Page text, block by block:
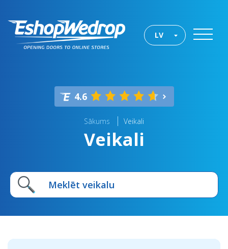
LV
4.6
Sākums Veikali
Veikali